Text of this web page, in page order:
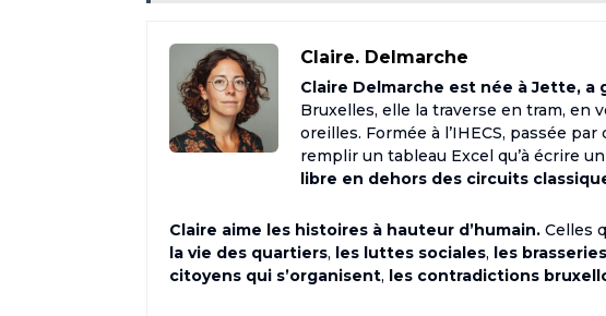
Claire. Delmarche
Claire Delmarche est née à Jette, a
Bruxelles, elle la traverse en tram, en
oreilles. Formée à l’IHECS, passée
remplir un tableau Excel qu’à écrire
libre en dehors des circuits
Claire aime les histoires à hauteur d’humain. Celles
la vie des quartiers, les luttes sociales, les
citoyens qui s’organisent, les contradictions